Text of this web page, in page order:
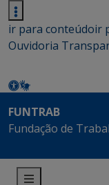
ir para conteúdoir
Ouvidoria
FUNTRAB
Fundação de